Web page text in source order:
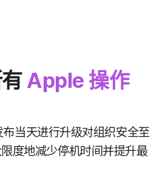
Apple 操作​
当天​进行​升级​对​组织​安全​至​
度​地​减​少​停机​时间​并​提升​最​